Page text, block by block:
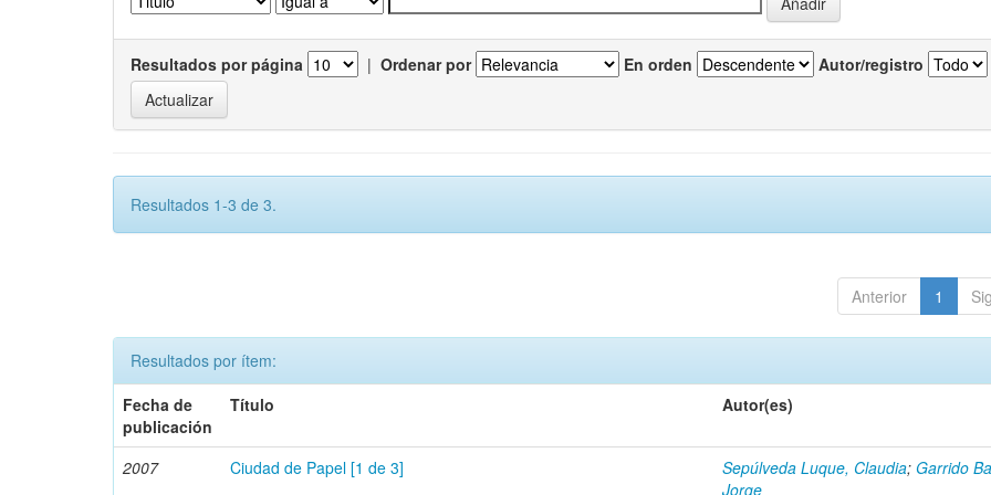
Resultados por página | Ordenar por En orden Autor/registro
Resultados 1-3 de 3.
Anterior 1
Resultados por ítem:
Fecha de
publicación
Título Autor(es)
2007 Ciudad de Papel [1 de 3] Sepúlveda Luque, Claudia; Garrido
Jorge